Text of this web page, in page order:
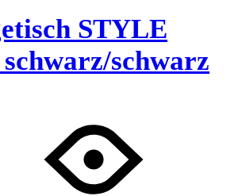
STYLE
schwarz